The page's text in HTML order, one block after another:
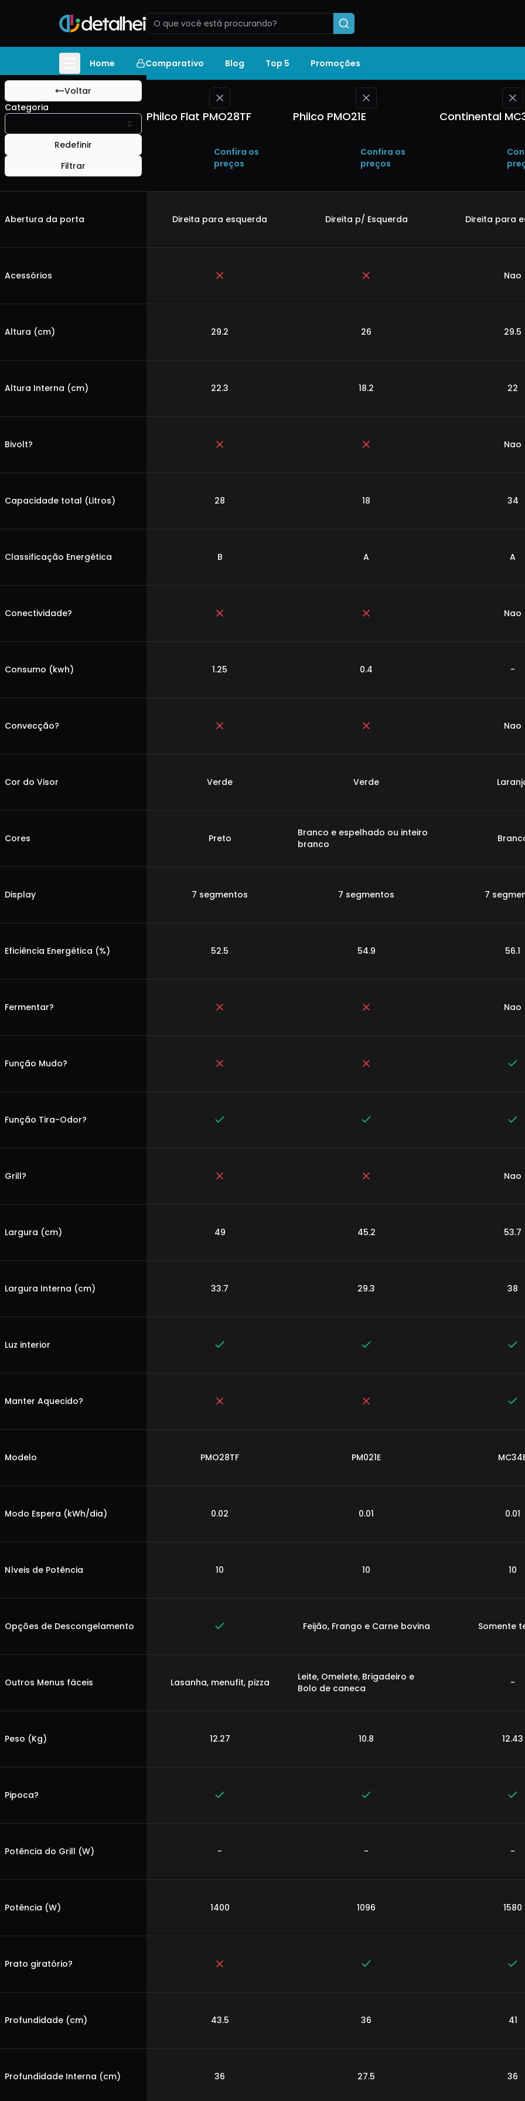
Home Comparativo Blog Top 5 Promoções
Voltar
Categoria
Redefinir
Filtrar
Philco Flat PMO28TF
Confira os
preços
Philco PMO21E
Confira os
preços
Continental
Abertura da porta Direita para esquerda Direita p/ Esquerda Direita para
Acessórios Nao
Altura (cm) 29.2 26 29.5
Altura Interna (cm) 22.3 18.2 22
Bivolt? Nao
Capacidade total (Litros) 28 18 34
Classificação Energética B A A
Conectividade? Nao
Consumo (kwh) 1.25 0.4 -
Convecção? Nao
Cor do Visor Verde Verde
Cores Preto
Branco e espelhado ou inteiro
branco
Display 7 segmentos 7 segmentos 7
Eficiência Energética (%) 52.5 54.9 56.1
Fermentar? Nao
Função Mudo?
Função Tira-Odor?
Grill? Nao
Largura (cm) 49 45.2 53.7
Largura Interna (cm) 33.7 29.3 38
Luz interior
Manter Aquecido?
Modelo PMO28TF PM021E
Modo Espera (kWh/dia) 0.02 0.01 0.01
Níveis de Potência 10 10 10
Opções de Descongelamento Feijão, Frango e Carne bovina Somente
Outros Menus fáceis Lasanha, menufit, pizza
Leite, Omelete, Brigadeiro e
Bolo de caneca
-
Peso (Kg) 12.27 10.8 12.43
Pipoca?
Potência do Grill (W) - - -
Potência (W) 1400 1096 1580
Prato giratório?
Profundidade (cm) 43.5 36 41
Profundidade Interna (cm) 36 27.5 36